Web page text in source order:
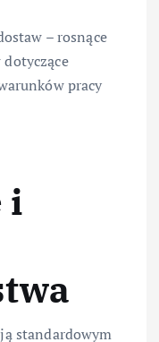
– rosnące
pracy
i
standardowym